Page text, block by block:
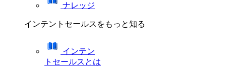
ナレッジ
インテントセールスをもっと知る
インテン
トセールスとは